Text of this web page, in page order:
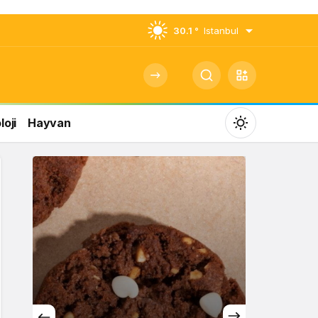
30.1 ° Istanbul
Hayvan
Mod
değiştir
Gündüz Modu
Gündüz modunu seçin.
Gece Modu
Gece modunu seçin.